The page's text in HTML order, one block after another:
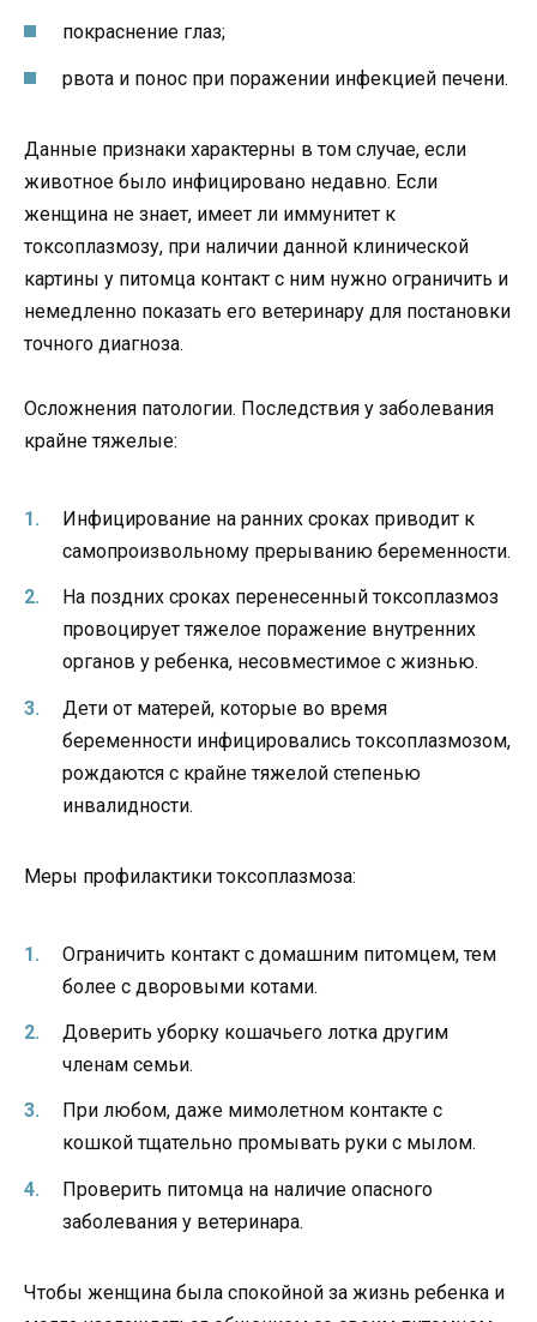
покраснение глаз;
рвота и понос при поражении инфекцией печени.
Данные признаки характерны в том случае, если
животное было инфицировано недавно. Если
женщина не знает, имеет ли иммунитет к
токсоплазмозу, при наличии данной клинической
картины у питомца контакт с ним нужно ограничить и
немедленно показать его ветеринару для постановки
точного диагноза.
Осложнения патологии. Последствия у заболевания
крайне тяжелые:
Инфицирование на ранних сроках приводит к
самопроизвольному прерыванию беременности.
На поздних сроках перенесенный токсоплазмоз
провоцирует тяжелое поражение внутренних
органов у ребенка, несовместимое с жизнью.
Дети от матерей, которые во время
беременности инфицировались токсоплазмозом,
рождаются с крайне тяжелой степенью
инвалидности.
Меры профилактики токсоплазмоза:
Ограничить контакт с домашним питомцем, тем
более с дворовыми котами.
Доверить уборку кошачьего лотка другим
членам семьи.
При любом, даже мимолетном контакте с
кошкой тщательно промывать руки с мылом.
Проверить питомца на наличие опасного
заболевания у ветеринара.
Чтобы женщина была спокойной за жизнь ребенка и